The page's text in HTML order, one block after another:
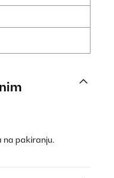
na pakiranju.